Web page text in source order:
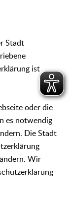
Stadt
ist
oder die
es notwendig
Die Stadt
Wir